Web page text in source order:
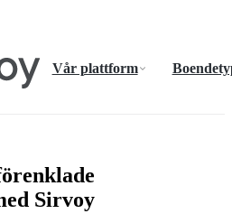
Vår plattform
Sirvoy